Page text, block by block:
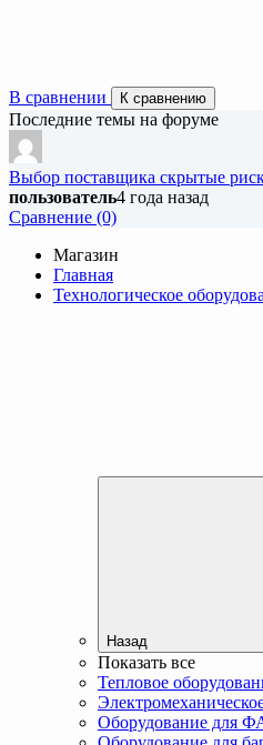
В сравнении К сравнению
Последние темы на форуме
Выбор поставщика скрытые
пользователь4 года назад
Cравнение (0)
Магазин
Главная
Технологическое
Назад
Показать все
Тепловое
Оборудование для